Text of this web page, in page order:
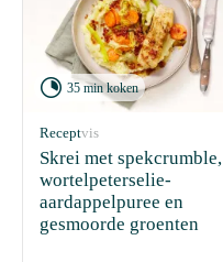
 35 min koken
Receptvis
Skrei met spekcrumble,
wortelpeterselie-
aardappelpuree en
gesmoorde groenten